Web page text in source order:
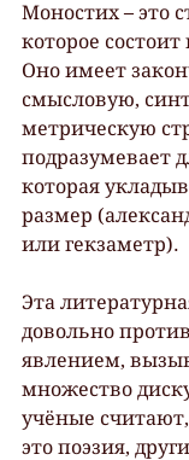
Моностих – это
которое
Оно имеет
смысловую,
метрическую
подразумевает
которая
размер
или гекзаметр).
Эта
довольно
явлением,
множество
учёные
это поэзия,